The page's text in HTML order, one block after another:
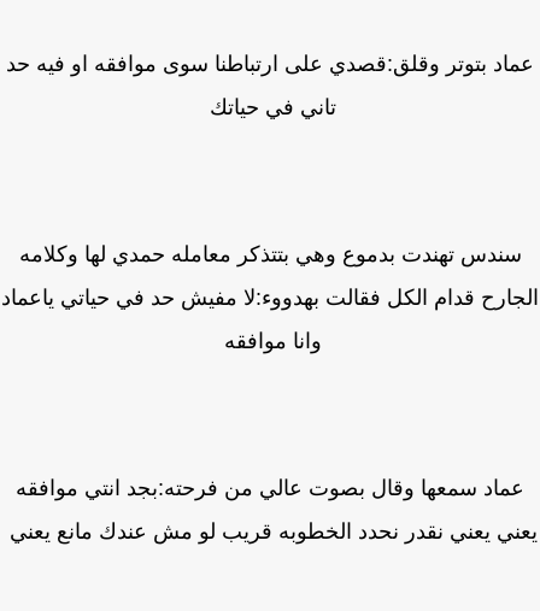
بتوتر وقلق:قصدي على ارتباطنا سوى موافقه او فيه حد
تاني في حياتك
تهندت بدموع وهي بتتذكر معامله حمدي لها وكلامه
قدام الكل فقالت بهدووء:لا مفيش حد في حياتي ياعماد
وانا موافقه
سمعها وقال بصوت عالي من فرحته:بجد انتي موافقه
يعني نقدر نحدد الخطوبه قريب لو مش عندك مانع يعني